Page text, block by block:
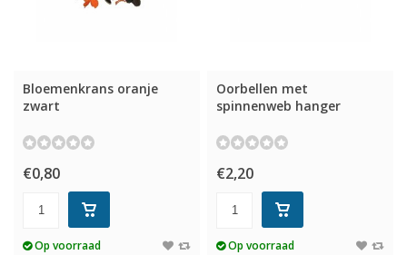
Bloemenkrans oranje
zwart
€0,80
Op voorraad
Oorbellen met
spinnenweb hanger
€2,20
Op voorraad